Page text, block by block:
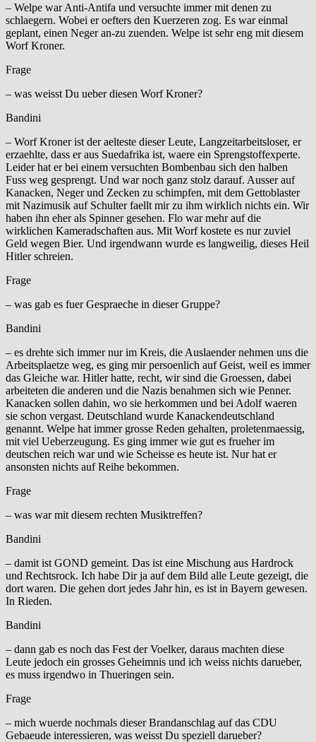
– Welpe war Anti-Antifa und versuchte immer mit denen zu
schlaegern. Wobei er oefters den Kuerzeren zog. Es war einmal
geplant, einen Neger an-zu zuenden. Welpe ist sehr eng mit diesem
Worf Kroner.
Frage
– was weisst Du ueber diesen Worf Kroner?
Bandini
– Worf Kroner ist der aelteste dieser Leute, Langzeitarbeitsloser, er
erzaehlte, dass er aus Suedafrika ist, waere ein Sprengstoffexperte.
Leider hat er bei einem versuchten Bombenbau sich den halben
Fuss weg gesprengt. Und war noch ganz stolz darauf. Ausser auf
Kanacken, Neger und Zecken zu schimpfen, mit dem Gettoblaster
mit Nazimusik auf Schulter faellt mir zu ihm wirklich nichts ein. Wir
haben ihn eher als Spinner gesehen. Flo war mehr auf die
wirklichen Kameradschaften aus. Mit Worf kostete es nur zuviel
Geld wegen Bier. Und irgendwann wurde es langweilig, dieses Heil
Hitler schreien.
Frage
– was gab es fuer Gespraeche in dieser Gruppe?
Bandini
– es drehte sich immer nur im Kreis, die Auslaender nehmen uns die
Arbeitsplaetze weg, es ging mir persoenlich auf Geist, weil es immer
das Gleiche war. Hitler hatte, recht, wir sind die Groessen, dabei
arbeiteten die anderen und die Nazis benahmen sich wie Penner.
Kanacken sollen dahin, wo sie herkommen und bei Adolf waeren
sie schon vergast. Deutschland wurde Kanackendeutschland
genannt. Welpe hat immer grosse Reden gehalten, proletenmaessig,
mit viel Ueberzeugung. Es ging immer wie gut es frueher im
deutschen reich war und wie Scheisse es heute ist. Nur hat er
ansonsten nichts auf Reihe bekommen.
Frage
– was war mit diesem rechten Musiktreffen?
Bandini
– damit ist GOND gemeint. Das ist eine Mischung aus Hardrock
und Rechtsrock. Ich habe Dir ja auf dem Bild alle Leute gezeigt, die
dort waren. Die gehen dort jedes Jahr hin, es ist in Bayern gewesen.
In Rieden.
Bandini
– dann gab es noch das Fest der Voelker, daraus machten diese
Leute jedoch ein grosses Geheimnis und ich weiss nichts darueber,
es muss irgendwo in Thueringen sein.
Frage
– mich wuerde nochmals dieser Brandanschlag auf das CDU
Gebaeude interessieren, was weisst Du speziell darueber?